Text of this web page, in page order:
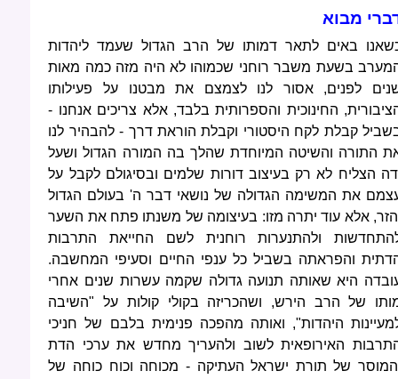
מבוא
באים לתאר דמותו של הרב הגדול שעמד ליהדות
בשעת משבר רוחני שכמוהו לא היה מזה כמה מאות
לפנים, אסור לנו לצמצם את מבטנו על פעילותו
החינוכית והספרותית בלבד, אלא צריכים אנחנו -
קבלת לקח היסטורי וקבלת הוראת דרך - להבהיר לנו
התורה והשיטה המיוחדת שהלך בה המורה הגדול ושעל
הצליח לא רק בעיצוב דורות שלמים ובסיגולם לקבל על
את המשימה הגדולה של נושאי דבר ה' בעולם הגדול
אלא עוד יתרה מזו: בעיצומה של משנתו פתח את השער
ולהתנערות רוחנית לשם החייאת התרבות
והפראתה בשביל כל ענפי החיים וסעיפי המחשבה.
היא שאותה תנועה גדולה שקמה עשרות שנים אחרי
של הרב הירש, ושהכריזה בקולי קולות על "השיבה
היהדות", ואותה מהפכה פנימית בלבם של חניכי
האירופאית לשוב ולהעריך מחדש את ערכי הדת
של תורת ישראל העתיקה - מכוחה וכוח כוחה של